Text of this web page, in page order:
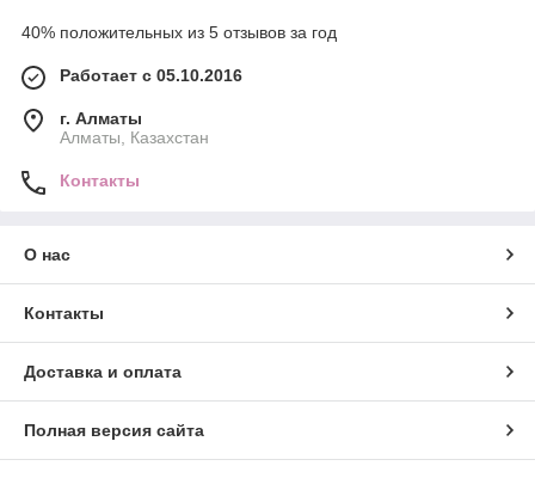
40% положительных из 5 отзывов за год
Работает с 05.10.2016
г. Алматы
Алматы, Казахстан
Контакты
О нас
Контакты
Доставка и оплата
Полная версия сайта